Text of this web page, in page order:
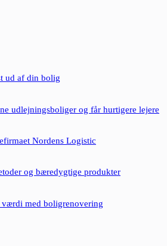
ud af din bolig
udlejningsboliger og får hurtigere lejere
Nordens Logistic
og bæredygtige produkter
med boligrenovering